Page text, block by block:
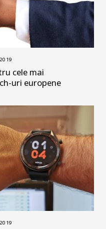
cele mai
uri europene